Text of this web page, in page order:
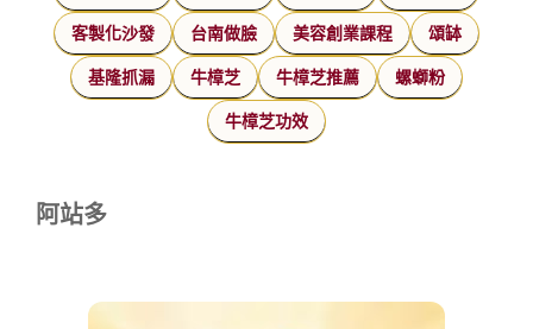
客製化沙發 台南做臉 美容創業課程 頌缽
基隆抓漏 牛樟芝 牛樟芝推薦 螺螄粉
牛樟芝功效
阿站多